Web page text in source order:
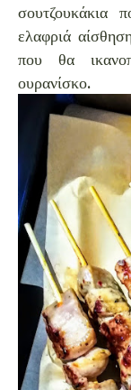
σουτζουκάκια
ελαφριά
που θα
ουρανίσκο.